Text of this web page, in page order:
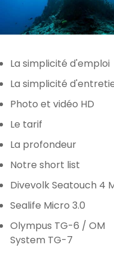
La simplicité d'emploi
La simplicité
Photo et vidéo HD
Le tarif
La profondeur
Notre short list
Divevolk Seatouch 4
Sealife Micro 3.0
Olympus TG-6 / OM
System TG-7